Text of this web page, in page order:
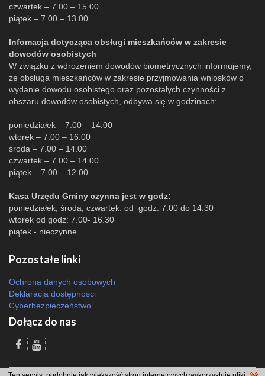
czwartek – 7.00 – 15.00
piątek – 7.00 – 13.00
Infomacja dotycząca obsługi mieszkańców w zakresie
dowodów osobistych
W związku z wdrożeniem dowodów biometrycznych informujemy,
że obsługa mieszkańców w zakresie przyjmowania wniosków o
wydanie dowodu osobistego oraz pozostałych czynności z
obszaru dowodów osobistych, odbywa się w godzinach:
poniedziałek – 7.00 – 14.00
wtorek – 7.00 – 16.00
środa – 7.00 – 14.00
czwartek – 7.00 – 14.00
piątek – 7.00 – 12.00
Kasa Urzędu Gminy czynna jest w godz:
poniedziałek, środa, czwartek: od godz: 7.00 do 14.30
wtorek od godz: 7.00- 16.30
piątek - nieczynne
Pozostałe linki
Ochrona danych osobowych
Deklaracja dostępności
Cyberbezpieczeństwo
Dołącz do nas
Odsłon: 45846 | |Polityka bezpieczeństwa i polityka cookies|Redakcja|